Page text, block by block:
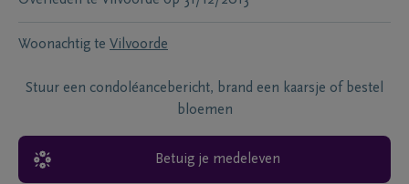
Woonachtig te Vilvoorde
Stuur een condoléancebericht, brand een kaarsje of bestel
bloemen
Betuig je medeleven